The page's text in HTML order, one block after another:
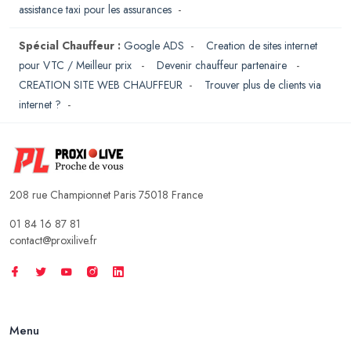
assistance taxi pour les assurances -
Spécial Chauffeur : Google ADS - Creation de sites internet
pour VTC / Meilleur prix
- Devenir chauffeur partenaire
-
CREATION SITE WEB CHAUFFEUR - Trouver plus de clients via
internet ? -
208 rue Championnet Paris 75018 France
01 84 16 87 81
contact@proxilive.fr
Menu